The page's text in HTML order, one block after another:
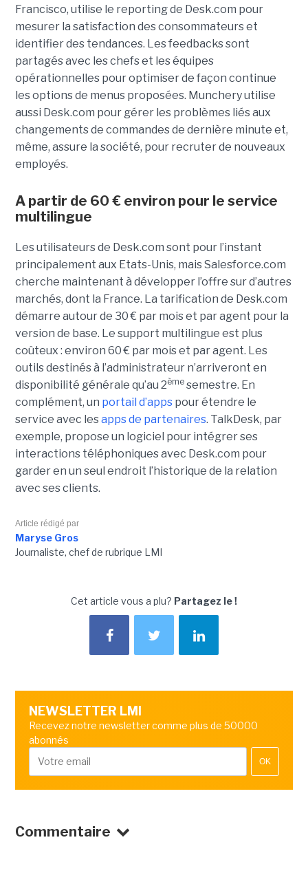
Francisco, utilise le reporting de Desk.com pour
mesurer la satisfaction des consommateurs et
identifier des tendances. Les feedbacks sont
partagés avec les chefs et les équipes
opérationnelles pour optimiser de façon continue
les options de menus proposées. Munchery utilise
aussi Desk.com pour gérer les problèmes liés aux
changements de commandes de dernière minute et,
même, assure la société, pour recruter de nouveaux
employés.
A partir de 60 € environ pour le service
multilingue
Les utilisateurs de Desk.com sont pour l’instant
principalement aux Etats-Unis, mais Salesforce.com
cherche maintenant à développer l’offre sur d’autres
marchés, dont la France. La tarification de Desk.com
démarre autour de 30 € par mois et par agent pour la
version de base. Le support multilingue est plus
coûteux : environ 60 € par mois et par agent. Les
outils destinés à l’administrateur n’arriveront en
disponibilité générale qu’au 2èmesemestre. En
complément, un portail d’appspour étendre le
service avec lesapps de partenaires. TalkDesk, par
exemple, propose un logiciel pour intégrer ses
interactions téléphoniques avec Desk.com pour
garder en un seul endroit l’historique de la relation
avec ses clients.
Article rédigé par
Maryse Gros
Journaliste, chef de rubrique LMI
Cet article vous a plu? Partagez le !
NEWSLETTER LMI
Recevez notre newsletter comme plus de 50000
abonnés
OK
Commentaire